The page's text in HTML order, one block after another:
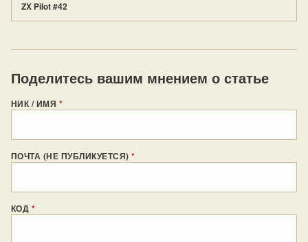
ZX Pilot #42
Поделитесь вашим мнением о статье
НИК / ИМЯ *
ПОЧТА (НЕ ПУБЛИКУЕТСЯ)*
КОД *